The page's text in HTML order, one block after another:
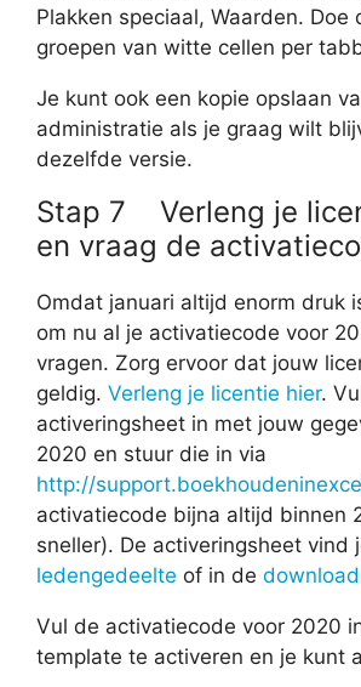
Plakken speciaal, Waarden. Doe
groepen van witte cellen per
Je kunt ook een kopie opslaan
administratie als je graag wilt
dezelfde versie.
Stap 7 Verleng je
en vraag de
Omdat januari altijd enorm druk
om nu al je activatiecode voor
vragen. Zorg ervoor dat jouw
geldig. Verleng je licentie hier.
activeringsheet in met jouw
2020 en stuur die in via
http://
activatiecode bijna altijd binnen
sneller). De activeringsheet vind
ledengedeelte of in de download
Vul de activatiecode voor 2020
template te activeren en je kunt